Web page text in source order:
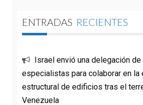
ENTRADAS RECIENTES
Israel envió una delegación
especialistas para colaborar en la
estructural de edificios tras el
Venezuela